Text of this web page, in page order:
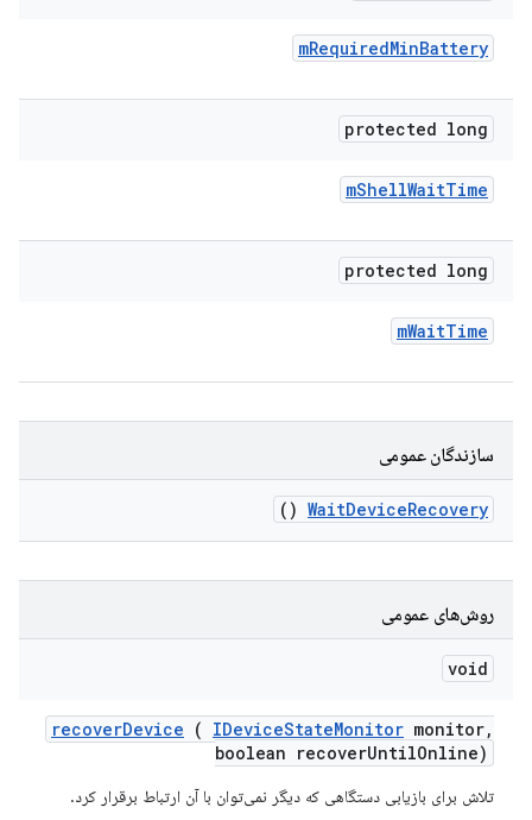
mRequiredMinBattery
protected long
mShellWaitTime
protected long
mWaitTime
سازندگان عمومی
WaitDeviceRecovery
()
روش‌های عمومی
void
recoverDevice ( IDeviceStateMonitor monitor,
boolean recoverUntilOnline)
تلاش برای بازیابی دستگاهی که دیگر نمی‌توان با آن ارتباط برقرار کرد.